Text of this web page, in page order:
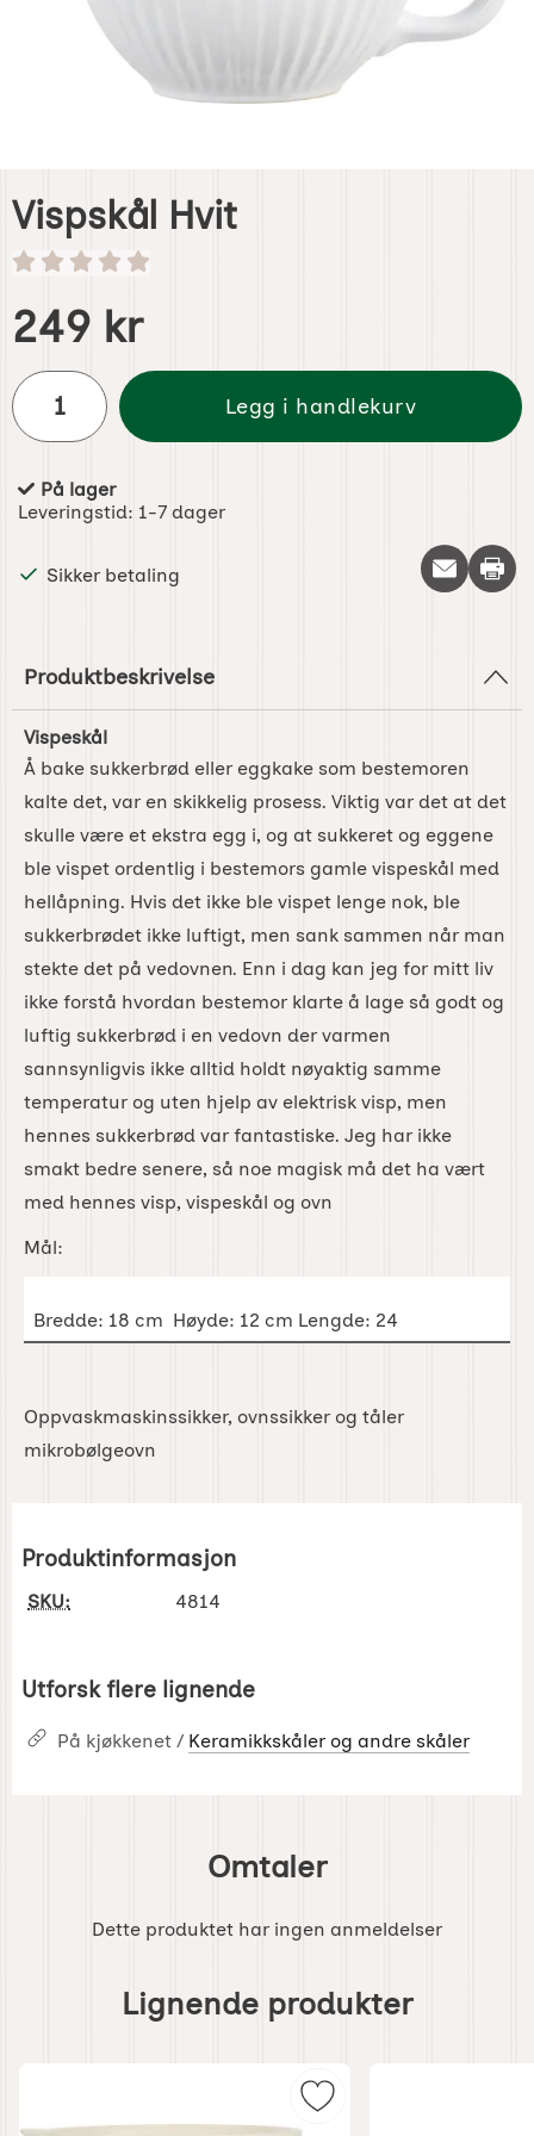
Vispskål Hvit
Handle dette produktet, Vispskål Hvit
pris
249 kr
antall
Legg i handlekurv
Produkttilgjengelighet:
På lager
Leveringstid: 1-7 dager
Sikker betaling Skriv
Produktbeskrivelse
Vispeskål
Å bake sukkerbrød eller eggkake som bestemoren
kalte det, var en skikkelig prosess. Viktig var det at det
skulle være et ekstra egg i, og at sukkeret og eggene
ble vispet ordentlig i bestemors gamle vispeskål med
hellåpning. Hvis det ikke ble vispet lenge nok, ble
sukkerbrødet ikke luftigt, men sank sammen når man
stekte det på vedovnen. Enn i dag kan jeg for mitt liv
ikke forstå hvordan bestemor klarte å lage så godt og
luftig sukkerbrød i en vedovn der varmen
sannsynligvis ikke alltid holdt nøyaktig samme
temperatur og uten hjelp av elektrisk visp, men
hennes sukkerbrød var fantastiske. Jeg har ikke
smakt bedre senere, så noe magisk må det ha vært
med hennes visp, vispeskål og ovn
Mål:
Bredde: 18 cm Høyde: 12 cm Lengde: 24
Oppvaskmaskinssikker, ovnssikker og tåler
mikrobølgeovn
Produktinformasjon
SKU: 4814
Utforsk flere lignende
På kjøkkenet / Keramikkskåler og andre skåler
Omtaler
Dette produktet har ingen anmeldelser
Lignende produkter
Merk vispbolle Creme